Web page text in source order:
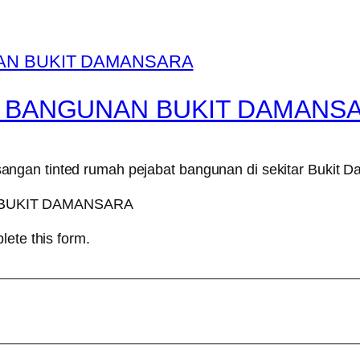
BUKIT
tinted rumah pejabat bangunan di sekitar Bukit
this form.